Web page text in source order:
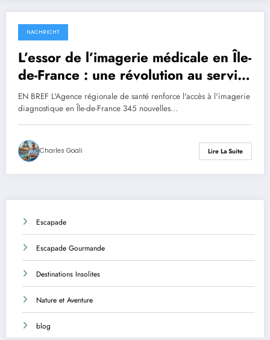
24 octobre 2025
NACHRICHT
L’essor de l’imagerie médicale en Île-
de-France : une révolution au service
de la santé
EN BREF L'Agence régionale de santé renforce l'accès à l'imagerie
diagnostique en Île-de-France 345 nouvelles…
Charles Goali Lire La Suite
Escapade
Escapade Gourmande
Destinations Insolites
Nature et Aventure
blog